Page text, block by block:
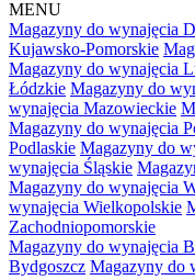
MENU
Magazyny do wynajęcia
Kujawsko-Pomorskie
Magazyny do wynajęcia
Łódzkie Magazyny do
wynajęcia Mazowieckie
Magazyny do wynajęcia
Podlaskie Magazyny do
wynajęcia Śląskie
Magazyny do wynajęcia
wynajęcia Wielkopolskie
Zachodniopomorskie
Magazyny do wynajęcia
Bydgoszcz Magazyny do